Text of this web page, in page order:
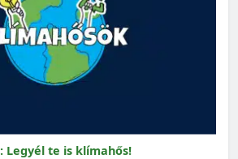
Legyél te is klímahős!